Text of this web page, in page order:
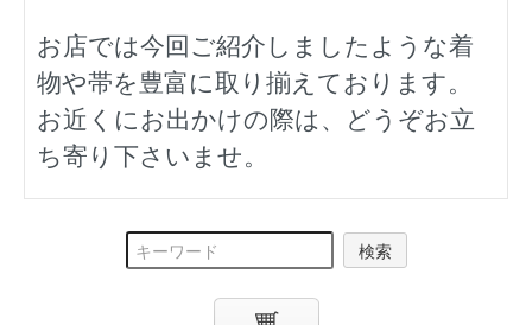
お店では今回ご紹介しましたような着
物や帯を豊富に取り揃えております。
お近くにお出かけの際は、どうぞお立
ち寄り下さいませ。
検索